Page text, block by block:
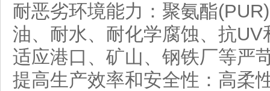
耐恶劣环境能力：聚氨酯
油、耐水、耐化学腐蚀、抗
适应港口、矿山、钢铁厂等严
提高生产效率和安全性：高柔